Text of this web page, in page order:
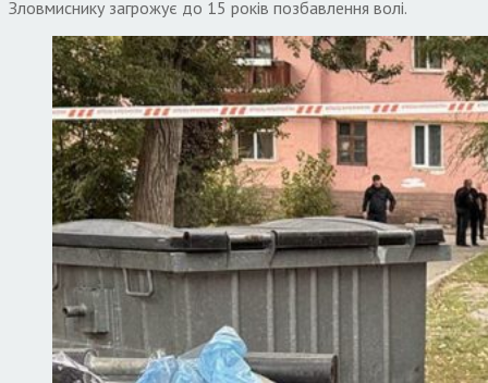
Зловмиснику загрожує до 15 років позбавлення волі.